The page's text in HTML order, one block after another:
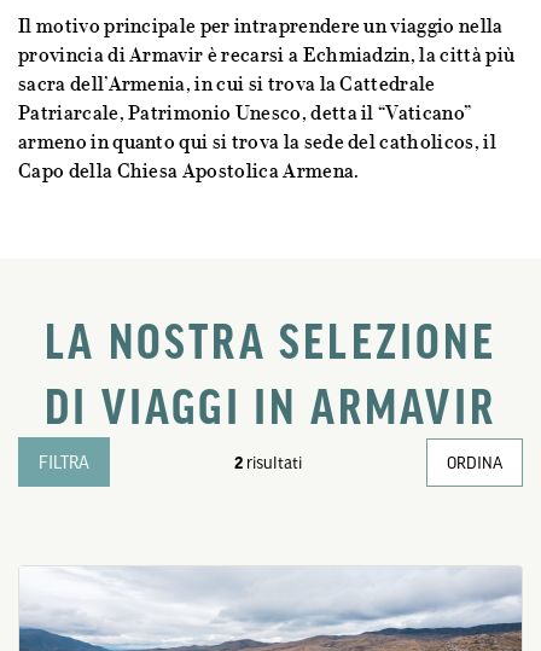
Il motivo principale per intraprendere un viaggio nella
provincia di Armavir è recarsi a Echmiadzin, la città più
sacra dell’Armenia, in cui si trova la Cattedrale
Patriarcale, Patrimonio Unesco, detta il “Vaticano”
armeno in quanto qui si trova la sede del catholicos, il
Capo della Chiesa Apostolica Armena.
LA NOSTRA SELEZIONE
DI VIAGGI IN ARMAVIR
FILTRA 2 risultati ORDINA